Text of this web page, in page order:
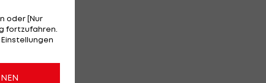
oder [Nur
fortzufahren.